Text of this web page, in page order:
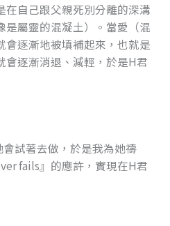
在自己跟父親死別分離的深溝
是屬靈的混凝土）。當愛（混
會逐漸地被填補起來，也就是
會逐漸消退、減輕，於是H君
試著去做，於是我為她禱
fails』的應許，實現在H君